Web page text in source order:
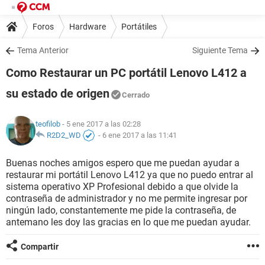
Foros Hardware Portátiles
Tema Anterior Siguiente Tema
Como Restaurar un PC portátil Lenovo L412 a
su estado de origen
Cerrado
teofilob - 5 ene 2017 a las 02:28
R2D2_WD
- 6 ene 2017 a las 11:41
Buenas noches amigos espero que me puedan ayudar a
restaurar mi portátil Lenovo L412 ya que no puedo entrar al
sistema operativo XP Profesional debido a que olvide la
contraseña de administrador y no me permite ingresar por
ningún lado, constantemente me pide la contraseña, de
antemano les doy las gracias en lo que me puedan ayudar.
Compartir